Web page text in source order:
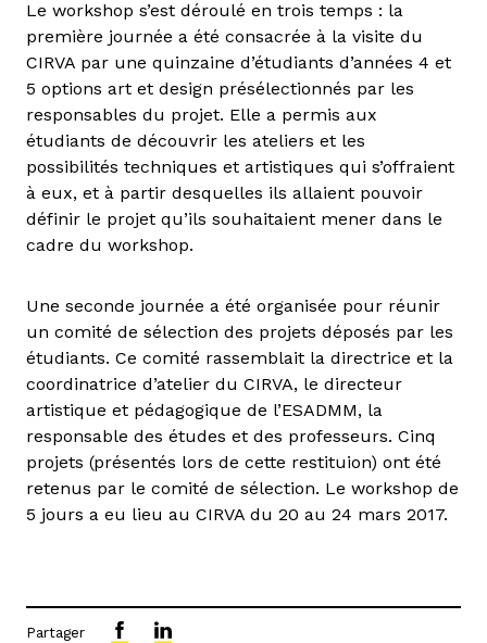
Le workshop s’est déroulé en trois temps : la
première journée a été consacrée à la visite du
CIRVA par une quinzaine d’étudiants d’années 4 et
5 options art et design présélectionnés par les
responsables du projet. Elle a permis aux
étudiants de découvrir les ateliers et les
possibilités techniques et artistiques qui s’offraient
à eux, et à partir desquelles ils allaient pouvoir
définir le projet qu’ils souhaitaient mener dans le
cadre du workshop.
Une seconde journée a été organisée pour réunir
un comité de sélection des projets déposés par les
étudiants. Ce comité rassemblait la directrice et la
coordinatrice d’atelier du CIRVA, le directeur
artistique et pédagogique de l’ESADMM, la
responsable des études et des professeurs. Cinq
projets (présentés lors de cette restituion) ont été
retenus par le comité de sélection. Le workshop de
5 jours a eu lieu au CIRVA du 20 au 24 mars 2017.
Partager